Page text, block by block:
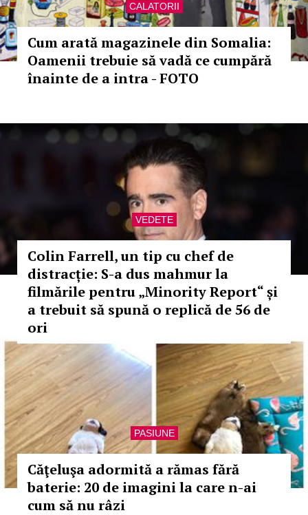
CALATORII
Cum arată magazinele din Somalia:
Oamenii trebuie să vadă ce cumpără
înainte de a intra - FOTO
VEDETE
Colin Farrell, un tip cu chef de
distracție: S-a dus mahmur la
filmările pentru „Minority Report“ și
a trebuit să spună o replică de 56 de
ori
PASIUNE
Căţeluşa adormită a rămas fără
baterie: 20 de imagini la care n-ai
cum să nu râzi